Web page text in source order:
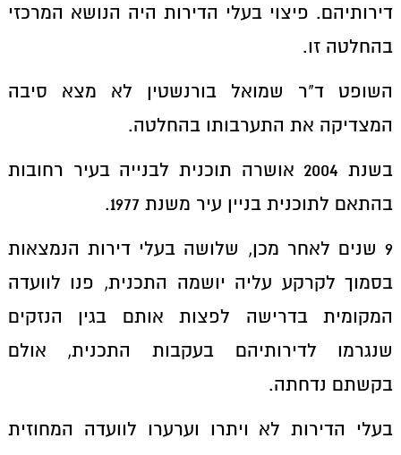
דירותיהם. פיצוי בעלי הדירות היה הנושא המרכזי
בהחלטה זו.
השופט ד"ר שמואל בורנשטין לא מצא סיבה
המצדיקה את התערבותו בהחלטה.
בשנת 2004 אושרה תוכנית לבנייה בעיר רחובות
בהתאם לתוכנית בניין עיר משנת 1977.
9 שנים לאחר מכן, שלושה בעלי דירות הנמצאות
בסמוך לקרקע עליה יושמה התכנית, פנו לוועדה
המקומית בדרישה לפצות אותם בגין הנזקים
שנגרמו לדירותיהם בעקבות התכנית, אולם
בקשתם נדחתה.
בעלי הדירות לא ויתרו וערערו לוועדה המחוזית